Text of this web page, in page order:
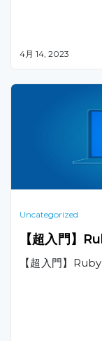
4月 14, 2023
Uncategorized
【超入門】
【超入門】